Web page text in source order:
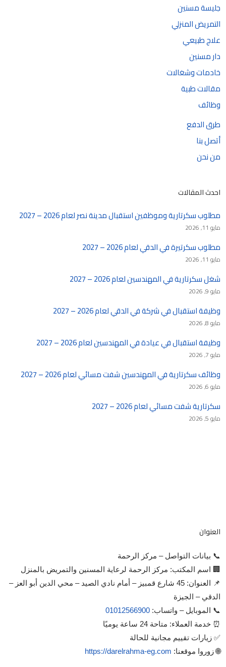
جليسة مسنين
التمريض المنزلي
علاج طبيعي
دار مسنين
خادمات وشغالات
مقالات طبية
وظائف
طرق الدفع
أتصل بنا
من نحن
احدث المقالات
مطلوب سكرتارية وموظفين استقبال مدينة نصر لعام 2026 – 2027
مايو 11, 2026
مطلوب سكرتيرة في الدقي لعام 2026 – 2027
مايو 11, 2026
شغل سكرتارية في المهندسين لعام 2026 – 2027
مايو 9, 2026
وظيفة استقبال في شركة في الدقي لعام 2026 – 2027
مايو 8, 2026
وظيفة استقبال في عيادة في المهندسين لعام 2026 – 2027
مايو 7, 2026
وظائف سكرتارية في المهندسين شفت مسائي لعام 2026 – 2027
مايو 6, 2026
سكرتارية شفت مسائي لعام 2026 – 2027
مايو 5, 2026
العنوان
📞 بيانات التواصل – مركز الرحمة
🏢 اسم المكتب: مركز الرحمة لرعاية المسنين والتمريض بالمنزل
📌 العنوان: 45 شارع قمبيز – أمام نادي الصيد – محي الدين أبو العز –
الدقي – الجيزة
📞 الموبايل – واتساب:01012566900
⏰ خدمة العملاء: متاحة 24 ساعة يوميًا
✅ زيارات تقييم مجانية للحالة
🌐 زوروا موقعنا: https://darelrahma-eg.com